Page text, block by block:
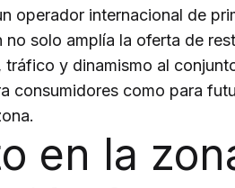
operador internacional de
no solo amplía la oferta de
tráfico y dinamismo al
consumidores como para
en la